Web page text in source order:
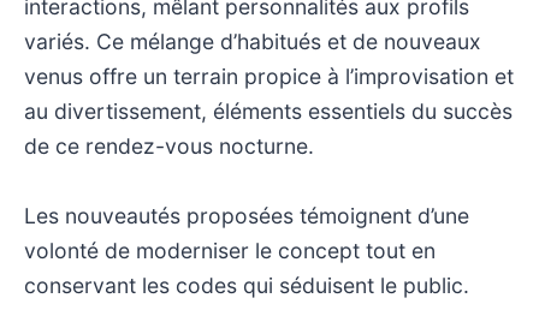
interactions, mêlant personnalités aux profils
variés. Ce mélange d’habitués et de nouveaux
venus offre un terrain propice à l’improvisation et
au divertissement, éléments essentiels du succès
de ce rendez-vous nocturne.
Les nouveautés proposées témoignent d’une
volonté de moderniser le concept tout en
conservant les codes qui séduisent le public.